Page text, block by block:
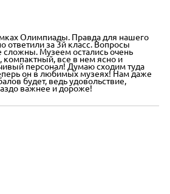
Олимпиады. Правда для нашего
ответили за 3й класс. Вопросы
сложны. Музеем остались очень
все в нем ясно и
персонал! Думаю сходим туда
он в любимых музеях! Нам даже
будет, ведь удовольствие,
важнее и дороже!